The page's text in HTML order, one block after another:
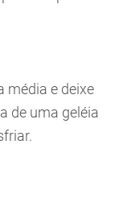
média e deixe
de uma geléia